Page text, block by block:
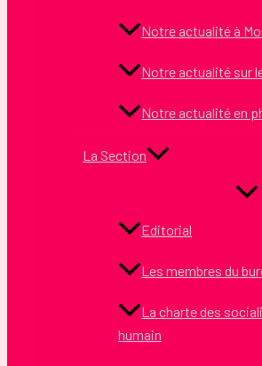
Notre actualité à
Notre actualité sur
Notre actualité en
La Section
Editorial
Les membres du
La charte des
humain